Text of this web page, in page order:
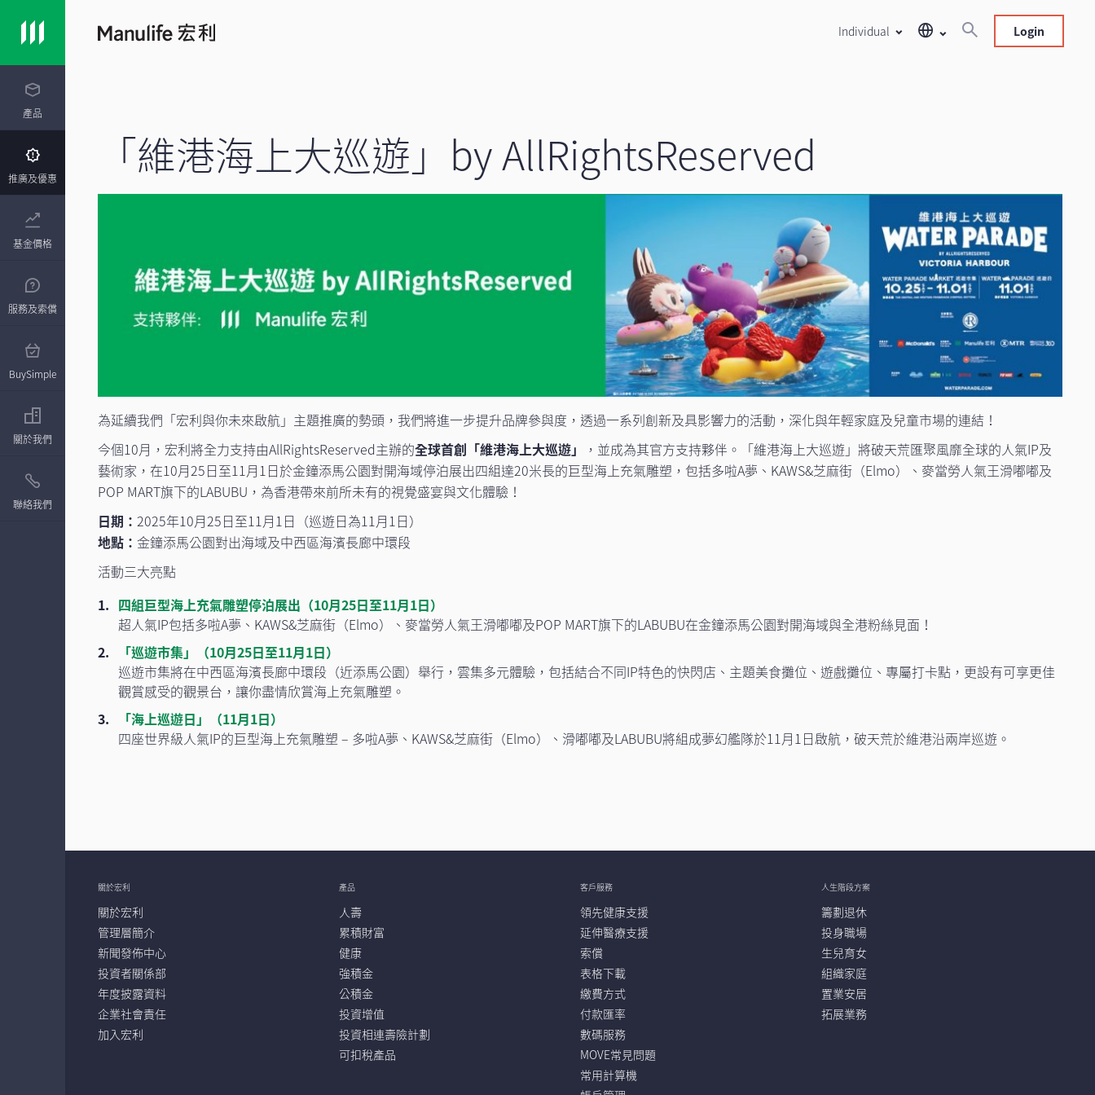
產品
推廣及優惠
基金價格
服務及索償
BuySimple
關於我們
聯絡我們
Individual Login
「維港海上大巡遊」by AllRightsReserved
為延續我們「宏利與你未來啟航」主題推廣的勢頭，我們將進一步提升品牌參與度，透過一系列創新及具影響力的活動，深化與年輕家庭及兒童市場的連結！
今個10月，宏利將全力支持由AllRightsReserved主辦的全球首創「維港海上大巡遊」
，並成為其官方支持夥伴。「維港海上大巡遊」將破天荒匯聚風靡全球的人氣IP及
藝術家，在10月25日至11月1日於金鐘添馬公園對開海域停泊展出四組達20米長的巨型海上充氣雕塑，包括多啦A夢、KAWS&芝⿇街（Elmo）、麥當勞人氣王滑嘟嘟及
POP MART旗下的LABUBU，為香港帶來前所未有的視覺盛宴與文化體驗！
日期： 2025年10月25日至11月1日（巡遊日為11月1日）
地點： 金鐘添馬公園對出海域及中西區海濱長廊中環段
活動三大亮點
四組巨型海上充氣雕塑停泊展出（10⽉25⽇⾄11⽉1⽇）
超人氣IP包括多啦A夢、KAWS&芝⿇街（Elmo）、麥當勞人氣王滑嘟嘟及POP MART旗下的LABUBU在金鐘添馬公園對開海域與全港粉絲見面！
「巡遊市集」（10⽉25⽇⾄11⽉1⽇）
巡遊市集將在中西區海濱⻑廊中環段（近添⾺公園）舉行，雲集多元體驗，包括結合不同IP特⾊的快閃店、主題美⻝攤位、遊戲攤位、專屬打卡點，更設有可享更佳
觀賞感受的觀景台，讓你盡情欣賞海上充氣雕塑。
「海上巡遊日」（11月1日）
四座世界級⼈氣IP的巨型海上充氣雕塑 – 多啦A夢、KAWS&芝⿇街（Elmo）、滑嘟嘟及LABUBU將組成夢幻艦隊於11月1日啟航，破天荒於維港沿兩岸巡遊。
關於宏利
關於宏利
管理層簡介
新聞發佈中心
投資者關係部
年度披露資料
企業社會責任
加入宏利
產品
人壽
累積財富
健康
強積金
公積金
投資增值
投資相連壽險計劃
可扣稅產品
客戶服務
領先健康支援
延伸醫療支援
索償
表格下載
繳費方式
付款匯率
數碼服務
MOVE常見問題
常用計算機
人生階段方案
籌劃退休
投身職場
生兒育女
組織家庭
置業安居
拓展業務